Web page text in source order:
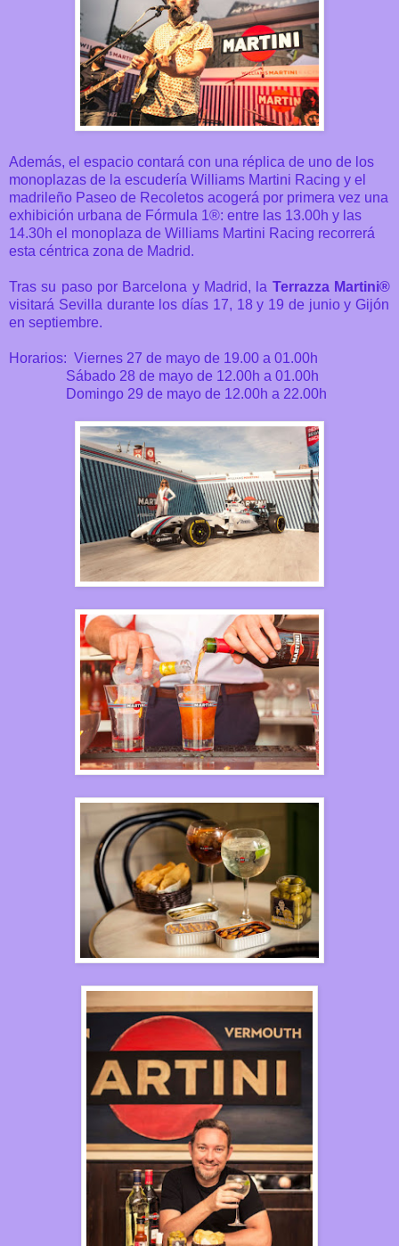
Además, el espacio contará con una réplica de uno de los
monoplazas de la escudería Williams Martini Racing y el
madrileño Paseo de Recoletos acogerá por primera vez una
exhibición urbana de Fórmula 1®: entre las 13.00h y las
14.30h el monoplaza de Williams Martini Racing recorrerá
esta céntrica zona de Madrid.
Tras su paso por Barcelona y Madrid, la Terrazza Martini®
visitará Sevilla durante los días 17, 18 y 19 de junio y Gijón
en septiembre.
Horarios: Viernes 27 de mayo de 19.00 a 01.00h
Sábado 28 de mayo de 12.00h a 01.00h
Domingo 29 de mayo de 12.00h a 22.00h